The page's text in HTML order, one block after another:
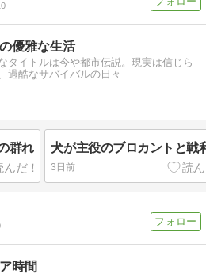
優雅な生活
タイトルは今や都市伝説。現実は信じら
過酷なサバイバルの日々
群れ 犬が主役のブロカントと戦
3日前
時間